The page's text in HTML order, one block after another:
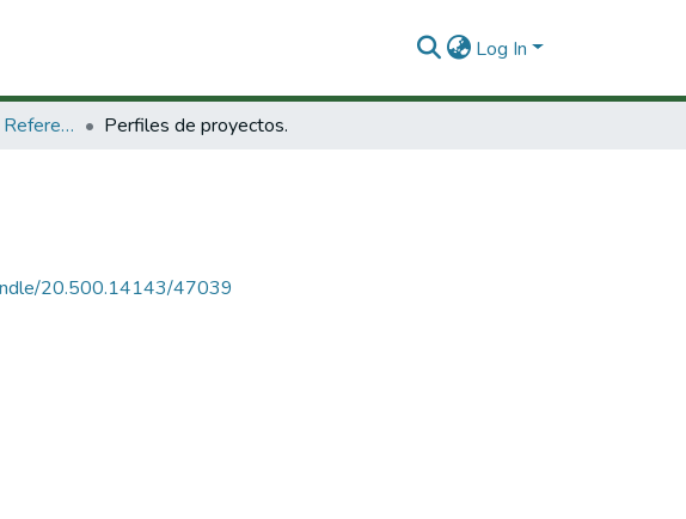
Log In
Libros Minciencias - Referenciales Perfiles de proyectos.
20.500.14143/47039